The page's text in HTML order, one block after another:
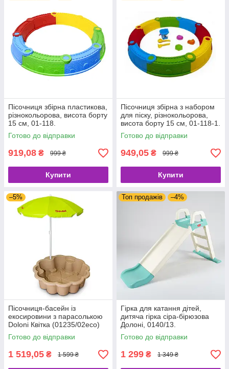
Пісочниця збірна пластикова,
різнокольорова, висота борту
15 см, 01-118.
Готово до відправки
919,08 ₴ 999 ₴
Купити
Пісочниця збірна з набором
для піску, різнокольорова,
висота борту 15 см, 01-118-1.
Готово до відправки
949,05 ₴ 999 ₴
Купити
–5%
Пісочниця-басейн із
екосировини з парасолькою
Doloni Квітка (01235/02eco)
Готово до відправки
1 519,05 ₴ 1 599 ₴
Топ продажів –4%
Гірка для катання дітей,
дитяча гірка сіра-бірюзова
Долоні, 0140/13.
Готово до відправки
1 299 ₴ 1 349 ₴